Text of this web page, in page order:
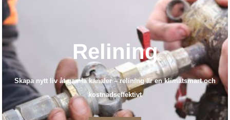
Relining
Skapa nytt liv åt gamla kanaler – relining är en klimatsmart och
kostnadseffektivt